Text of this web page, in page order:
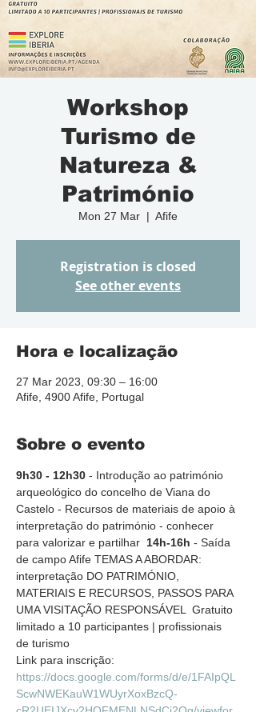
Workshop
Turismo de
Natureza &
Património
Mon 27 Mar
  |
Afife
Registration is closed
See other events
Hora e localização
27 Mar 2023, 09:30 – 16:00
Afife, 4900 Afife, Portugal
Sobre o evento
9h30 - 12h30 - Introdução ao património
arqueológico do concelho de Viana do
Castelo - Recursos de materiais de apoio à
interpretação do património - conhecer
para valorizar e partilhar 14h-16h - Saída
de campo Afife TEMAS A ABORDAR:
interpretação DO PATRIMÓNIO,
MATERIAIS E RECURSOS, PASSOS PARA
UMA VISITAÇÃO RESPONSÁVEL  Gratuito
limitado a 10 participantes | profissionais
de turismo
Link para inscrição:
https://docs.google.com/forms/d/e/1FAIpQL
ScwNWEKauW1WUyrXoxBzcQ-